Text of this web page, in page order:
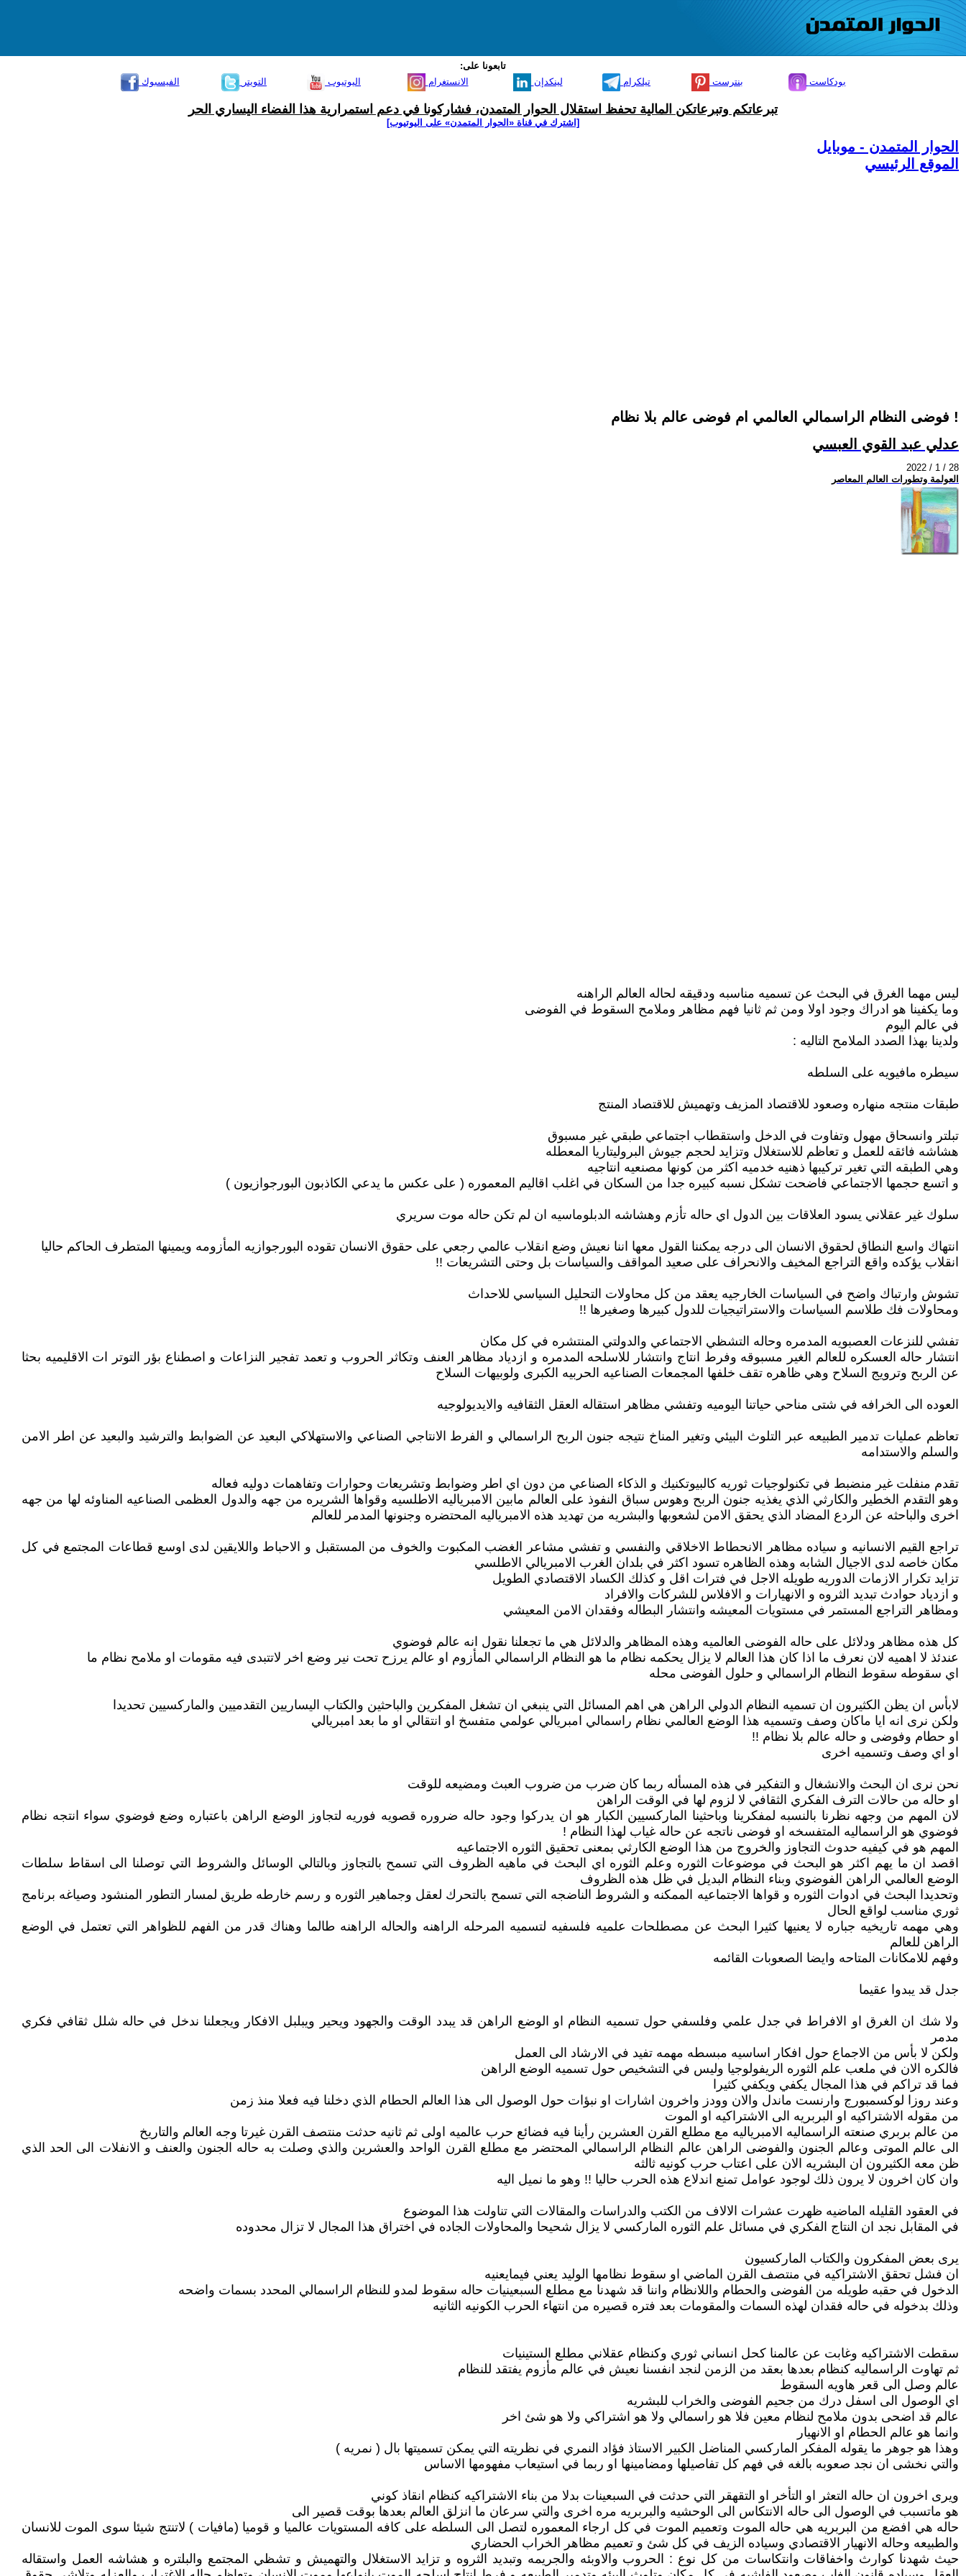
تابعونا على:
الفيسبوك
التويتر اليوتيوب الانستغرام لينكدإن تيلكرام بنترست بودكاست
تبرعاتكم وتبرعاتكن المالية تحفظ استقلال الحوار المتمدن، فشاركونا في دعم استمرارية هذا الفضاء اليساري الحر
[اشترك في قناة ‫«الحوار المتمدن» على اليوتيوب]
الحوار المتمدن - موبايل
الموقع الرئيسي
فوضى النظام الراسمالي العالمي ام فوضى عالم بلا نظام !
عدلي عبد القوي العبسي
2022 / 1 / 28
العولمة وتطورات العالم المعاصر
ليس مهما الغرق في البحث عن تسميه مناسبه ودقيقه لحاله العالم الراهنه
وما يكفينا هو ادراك وجود اولا ومن ثم ثانيا فهم مظاهر وملامح السقوط في الفوضى
في عالم اليوم
ولدينا بهذا الصدد الملامح التاليه :
سيطره مافيويه على السلطه
طبقات منتجه منهاره وصعود للاقتصاد المزيف وتهميش للاقتصاد المنتج
تبلتر وانسحاق مهول وتفاوت في الدخل واستقطاب اجتماعي طبقي غير مسبوق
هشاشه فائقه للعمل و تعاظم للاستغلال وتزايد لحجم جيوش البروليتاريا المعطله
وهي الطبقه التي تغير تركيبها ذهنيه خدميه اكثر من كونها مصنعيه انتاجيه
و اتسع حجمها الاجتماعي فاضحت تشكل نسبه كبيره جدا من السكان في اغلب اقاليم المعموره ( على عكس ما يدعي الكاذبون البورجوازيون )
سلوك غير عقلاني يسود العلاقات بين الدول اي حاله تأزم وهشاشه الدبلوماسيه ان لم تكن حاله موت سريري
انتهاك واسع النطاق لحقوق الانسان الى درجه يمكننا القول معها اننا نعيش وضع انقلاب عالمي رجعي على حقوق الانسان تقوده البورجوازيه المأزومه ويمينها المتطرف الحاكم حاليا
انقلاب يؤكده واقع التراجع المخيف والانحراف على صعيد المواقف والسياسات بل وحتى التشريعات !!
تشوش وارتباك واضح في السياسات الخارجيه يعقد من كل محاولات التحليل السياسي للاحداث
ومحاولات فك طلاسم السياسات والاستراتيجيات للدول كبيرها وصغيرها !!
تفشي للنزعات العصبويه المدمره وحاله التشظي الاجتماعي والدولتي المنتشره في كل مكان
انتشار حاله العسكره للعالم الغير مسبوقه وفرط انتاج وانتشار للاسلحه المدمره و ازدياد مظاهر العنف وتكاثر الحروب و تعمد تفجير النزاعات و اصطناع بؤر التوتر ات الاقليميه بحثا
عن الربح وترويج السلاح وهي ظاهره تقف خلفها المجمعات الصناعيه الحربيه الكبرى ولوبيهات السلاح
العوده الى الخرافه في شتى مناحي حياتنا اليوميه وتفشي مظاهر استقاله العقل الثقافيه والايديولوجيه
تعاظم عمليات تدمير الطبيعه عبر التلوث البيئي وتغير المناخ نتيجه جنون الربح الراسمالي و الفرط الانتاجي الصناعي والاستهلاكي البعيد عن الضوابط والترشيد والبعيد عن اطر الامن
والسلم والاستدامه
تقدم منفلت غير منضبط في تكنولوجيات ثوريه كالبيوتكنيك و الذكاء الصناعي من دون اي اطر وضوابط وتشريعات وحوارات وتفاهمات دوليه فعاله
وهو التقدم الخطير والكارثي الذي يغذيه جنون الربح وهوس سباق النفوذ على العالم مابين الامبرياليه الاطلسيه وقواها الشريره من جهه والدول العظمى الصناعيه المناوئه لها من جهه
اخرى والباحثه عن الردع المضاد الذي يحقق الامن لشعوبها والبشريه من تهديد هذه الامبرياليه المحتضره وجنونها المدمر للعالم
تراجع القيم الانسانيه و سياده مظاهر الانحطاط الاخلاقي والنفسي و تفشي مشاعر الغضب المكبوت والخوف من المستقبل و الاحباط واللايقين لدى اوسع قطاعات المجتمع في كل
مكان خاصه لدى الاجيال الشابه وهذه الظاهره تسود اكثر في بلدان الغرب الامبريالي الاطلسي
تزايد تكرار الازمات الدوريه طويله الاجل في فترات اقل و كذلك الكساد الاقتصادي الطويل
و ازدياد حوادث تبديد الثروه و الانهيارات و الافلاس للشركات والافراد
ومظاهر التراجع المستمر في مستويات المعيشه وانتشار البطاله وفقدان الامن المعيشي
كل هذه مظاهر ودلائل على حاله الفوضى العالميه وهذه المظاهر والدلائل هي ما تجعلنا نقول انه عالم فوضوي
عندئذ لا اهميه لان نعرف ما اذا كان هذا العالم لا يزال يحكمه نظام ما هو النظام الراسمالي المأزوم او عالم يرزح تحت نير وضع اخر لاتتبدى فيه مقومات او ملامح نظام ما
اي سقوطه سقوط النظام الراسمالي و حلول الفوضى محله
لابأس ان يظن الكثيرون ان تسميه النظام الدولي الراهن هي اهم المسائل التي ينبغي ان تشغل المفكرين والباحثين والكتاب اليساريين التقدميين والماركسيين تحديدا
ولكن نرى انه ايا ماكان وصف وتسميه هذا الوضع العالمي نظام راسمالي امبريالي عولمي متفسخ او انتقالي او ما بعد امبريالي
او حطام وفوضى و حاله عالم بلا نظام !!
او اي وصف وتسميه اخرى
نحن نرى ان البحث والانشغال و التفكير في هذه المسأله ربما كان ضرب من ضروب العبث ومضيعه للوقت
او حاله من حالات الترف الفكري الثقافي لا لزوم لها في الوقت الراهن
لان المهم من وجهه نظرنا بالنسبه لمفكرينا وباحثينا الماركسيين الكبار هو ان يدركوا وجود حاله ضروره قصويه فوريه لتجاوز الوضع الراهن باعتباره وضع فوضوي سواء انتجه نظام
فوضوي هو الراسماليه المتفسخه او فوضى ناتجه عن حاله غياب لهذا النظام !
المهم هو في كيفيه حدوث التجاوز والخروج من هذا الوضع الكارثي بمعنى تحقيق الثوره الاجتماعيه
اقصد ان ما يهم اكثر هو البحث في موضوعات الثوره وعلم الثوره اي البحث في ماهيه الظروف التي تسمح بالتجاوز وبالتالي الوسائل والشروط التي توصلنا الى اسقاط سلطات
الوضع العالمي الراهن الفوضوي وبناء النظام البديل في ظل هذه الظروف
وتحديدا البحث في ادوات الثوره و قواها الاجتماعيه الممكنه و الشروط الناضجه التي تسمح بالتحرك لعقل وجماهير الثوره و رسم خارطه طريق لمسار التطور المنشود وصياغه برنامج
ثوري مناسب لواقع الحال
وهي مهمه تاريخيه جباره لا يعنيها كثيرا البحث عن مصطلحات علميه فلسفيه لتسميه المرحله الراهنه والحاله الراهنه طالما وهناك قدر من الفهم للظواهر التي تعتمل في الوضع
الراهن للعالم
وفهم للامكانات المتاحه وايضا الصعوبات القائمه
جدل قد يبدوا عقيما
ولا شك ان الغرق او الافراط في جدل علمي وفلسفي حول تسميه النظام او الوضع الراهن قد يبدد الوقت والجهود ويحير ويبلبل الافكار ويجعلنا ندخل في حاله شلل ثقافي فكري
مدمر
ولكن لا بأس من الاجماع حول افكار اساسيه مبسطه مهمه تفيد في الارشاد الى العمل
فالكره الان في ملعب علم الثوره الريفولوجيا وليس في التشخيص حول تسميه الوضع الراهن
فما قد تراكم في هذا المجال يكفي ويكفي كثيرا
وعند روزا لوكسمبورج وارنست ماندل والان وودز واخرون اشارات او نبؤات حول الوصول الى هذا العالم الحطام الذي دخلنا فيه فعلا منذ زمن
من مقوله الاشتراكيه او البربريه الى الاشتراكيه او الموت
من عالم بربري صنعته الراسماليه الامبرياليه مع مطلع القرن العشرين رأينا فيه فضائع حرب عالميه اولى ثم ثانيه حدثت منتصف القرن غيرتا وجه العالم والتاريخ
الى عالم الموتى وعالم الجنون والفوضى الراهن عالم النظام الراسمالي المحتضر مع مطلع القرن الواحد والعشرين والذي وصلت به حاله الجنون والعنف و الانفلات الى الحد الذي
ظن معه الكثيرون ان البشريه الان على اعتاب حرب كونيه ثالثه
وان كان اخرون لا يرون ذلك لوجود عوامل تمنع اندلاع هذه الحرب حاليا !! وهو ما نميل اليه
في العقود القليله الماضيه ظهرت عشرات الالاف من الكتب والدراسات والمقالات التي تناولت هذا الموضوع
في المقابل نجد ان النتاج الفكري في مسائل علم الثوره الماركسي لا يزال شحيحا والمحاولات الجاده في اختراق هذا المجال لا تزال محدوده
يرى بعض المفكرون والكتاب الماركسيون
ان فشل تحقق الاشتراكيه في منتصف القرن الماضي او سقوط نظامها الوليد يعني فيمايعنيه
الدخول في حقبه طويله من الفوضى والحطام واللانظام واننا قد شهدنا مع مطلع السبعينيات حاله سقوط لمدو للنظام الراسمالي المحدد بسمات واضحه
وذلك بدخوله في حاله فقدان لهذه السمات والمقومات بعد فتره قصيره من انتهاء الحرب الكونيه الثانيه
سقطت الاشتراكيه وغابت عن عالمنا كحل انساني ثوري وكنظام عقلاني مطلع الستينيات
ثم تهاوت الراسماليه كنظام بعدها بعقد من الزمن لنجد انفسنا نعيش في عالم مأزوم يفتقد للنظام
عالم وصل الى قعر هاويه السقوط
اي الوصول الى اسفل درك من جحيم الفوضى والخراب للبشريه
عالم قد اضحى بدون ملامح لنظام معين فلا هو راسمالي ولا هو اشتراكي ولا هو شئ اخر
وانما هو عالم الحطام او الانهيار
وهذا هو جوهر ما يقوله المفكر الماركسي المناضل الكبير الاستاذ فؤاد النمري في نظريته التي يمكن تسميتها بال ( نمريه )
والتي نخشى ان نجد صعوبه بالغه في فهم كل تفاصيلها ومضامينها او ربما في استيعاب مفهومها الاساس
ويرى اخرون ان حاله التعثر او التأخر او التقهقر التي حدثت في السبعينات بدلا من بناء الاشتراكيه كنظام انقاذ كوني
هو ماتسبب في الوصول الى حاله الانتكاس الى الوحشيه والبربريه مره اخرى والتي سرعان ما انزلق العالم بعدها بوقت قصير الى
حاله هي افضع من البربريه هي حاله الموت وتعميم الموت في كل ارجاء المعموره لتصل الى السلطه على كافه المستويات عالميا و قوميا (مافيات ) لاتنتج شيئا سوى الموت للانسان
والطبيعه وحاله الانهيار الاقتصادي وسياده الزيف في كل شئ و تعميم مظاهر الخراب الحضاري
حيث شهدنا كوارث واخفاقات وانتكاسات من كل نوع : الحروب والاوبئه والجريمه وتبديد الثروه و تزايد الاستغلال والتهميش و تشظي المجتمع والبلتره و هشاشه العمل واستقاله